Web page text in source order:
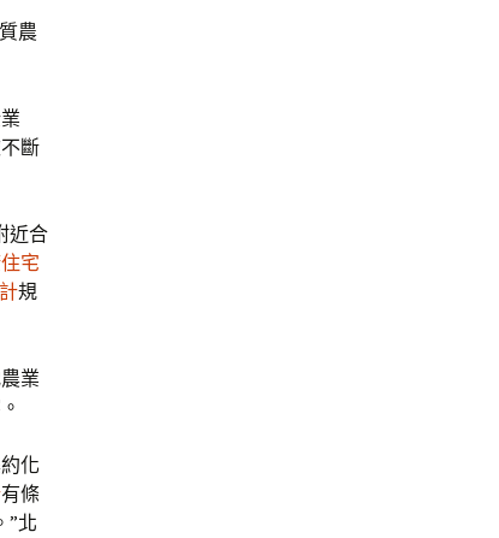
農
斷
近合
宅
規
業
化
有條
”北